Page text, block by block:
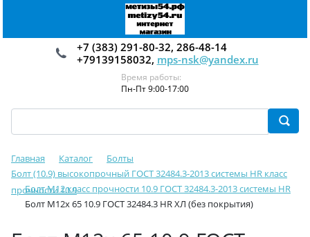
+7 (383) 291-80-32, 286-48-14
+79139158032, mps-nsk@yandex.ru
Время работы:
Пн-Пт 9:00-17:00
Главная Каталог
Болты
Болт (10.9) высокопрочный ГОСТ 32484.3-2013 системы HR класс
прочности 10.9
Болт М12 класс прочности 10.9 ГОСТ 32484.3-2013 системы HR
Болт М12х 65 10.9 ГОСТ 32484.3 HR ХЛ (без покрытия)